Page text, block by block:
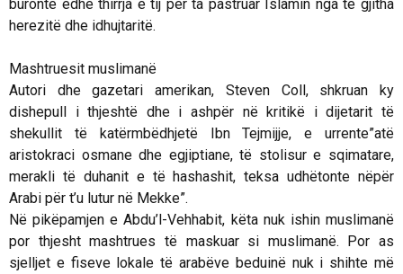
buronte edhe thirrja e tij për ta pastruar Islamin nga të gjitha
herezitë dhe idhujtaritë.
Mashtruesit muslimanë
Autori dhe gazetari amerikan, Steven Coll, shkruan ky
dishepull i thjeshtë dhe i ashpër në kritikë i dijetarit të
shekullit të katërmbëdhjetë Ibn Tejmijje, e urrente”atë
aristokraci osmane dhe egjiptiane, të stolisur e sqimatare,
merakli të duhanit e të hashashit, teksa udhëtonte nëpër
Arabi për t’u lutur në Mekke”.
Në pikëpamjen e Abdu’l-Vehhabit, këta nuk ishin muslimanë
por thjesht mashtrues të maskuar si muslimanë. Por as
sjelljet e fiseve lokale të arabëve beduinë nuk i shihte më